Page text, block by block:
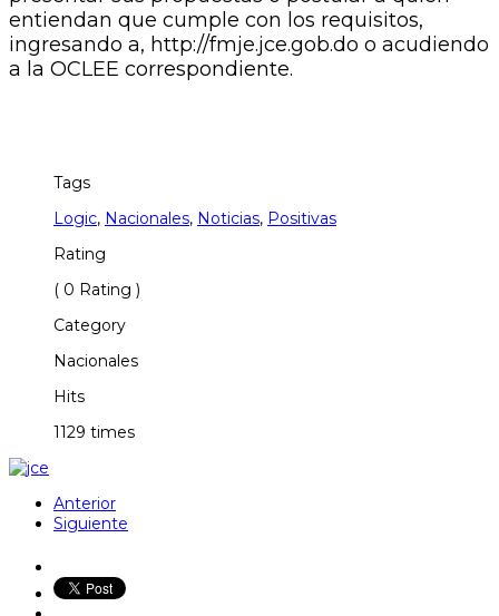
entiendan que cumple con los requisitos,
ingresando a, http://fmje.jce.gob.do o acudiendo
a la OCLEE correspondiente.
Tags
Logic, Nacionales, Noticias, Positivas
Rating
( 0 Rating )
Category
Nacionales
Hits
1129 times
Anterior
Siguiente